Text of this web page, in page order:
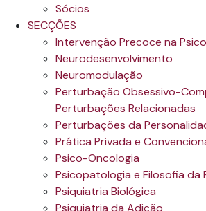
Sócios
SECÇÕES
Intervenção Precoce na
Neurodesenvolvimento
Neuromodulação
Perturbação Obsessivo-
Perturbações Relacionadas
Perturbações da
Prática Privada e
Psico-Oncologia
Psicopatologia e Filosofia da
Psiquiatria Biológica
Psiquiatria da Adição